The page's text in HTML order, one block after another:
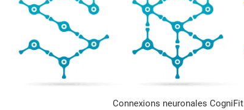
Connexions neuronales CogniFit